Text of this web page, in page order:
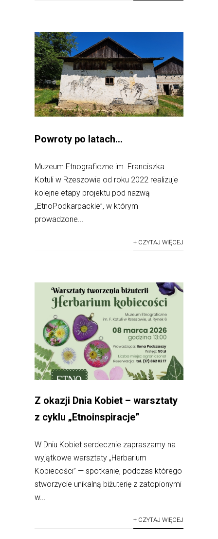
Powroty po latach…
Muzeum Etnograficzne im. Franciszka
Kotuli w Rzeszowie od roku 2022 realizuje
kolejne etapy projektu pod nazwą
„EtnoPodkarpackie”, w którym
prowadzone...
+ CZYTAJ WIĘCEJ
Z okazji Dnia Kobiet – warsztaty
z cyklu „Etnoinspiracje”
W Dniu Kobiet serdecznie zapraszamy na
wyjątkowe warsztaty „Herbarium
Kobiecości” — spotkanie, podczas którego
stworzycie unikalną biżuterię z zatopionymi
w...
+ CZYTAJ WIĘCEJ